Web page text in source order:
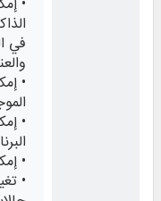
في
•
•
•
•